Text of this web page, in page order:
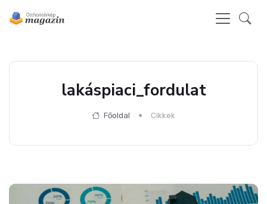
lakáspiaci_fordulat
Főoldal Cikkek